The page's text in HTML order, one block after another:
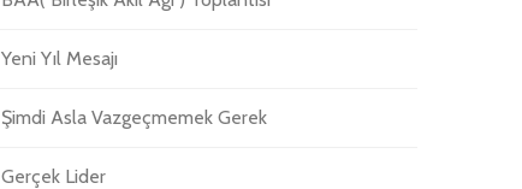
Yeni Yıl Mesajı
Şimdi Asla Vazgeçmemek Gerek
Gerçek Lider